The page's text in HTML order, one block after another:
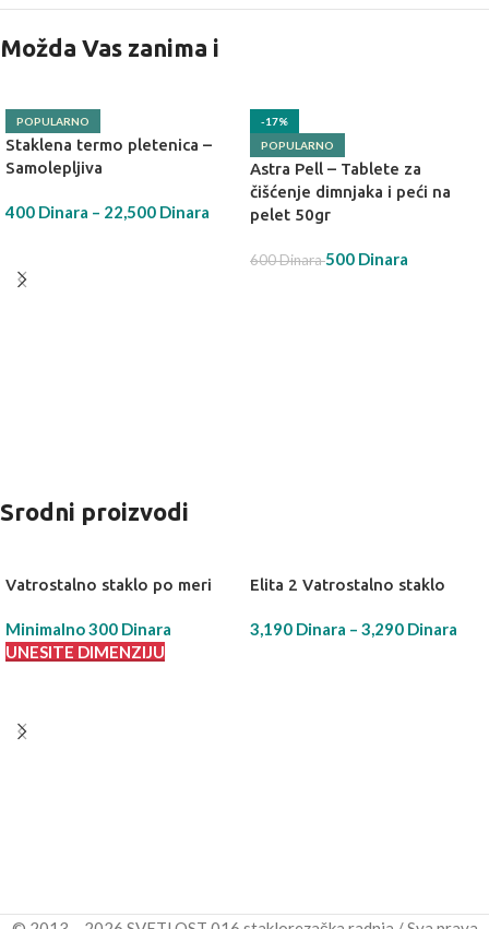
Možda Vas zanima i
POPULARNO
Staklena termo pletenica –
Samolepljiva
400 Dinara – 22,500 Dinara
-17%
POPULARNO
Astra Pell – Tablete za
čišćenje dimnjaka i peći na
pelet 50gr
600Dinara500 Dinara
Srodni proizvodi
Vatrostalno staklo po meri
Minimalno 300 Dinara
UNESITE DIMENZIJU
Elita 2 Vatrostalno staklo
3,190 Dinara – 3,290 Dinara